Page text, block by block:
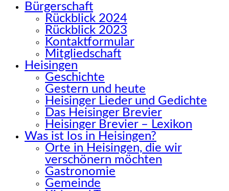
Bürgerschaft
Rückblick 2024
Rückblick 2023
Kontaktformular
Mitgliedschaft
Heisingen
Geschichte
Gestern und heute
Heisinger Lieder und Gedichte
Das Heisinger Brevier
Heisinger Brevier – Lexikon
Was ist los in Heisingen?
Orte in Heisingen, die wir
verschönern möchten
Gastronomie
Gemeinde